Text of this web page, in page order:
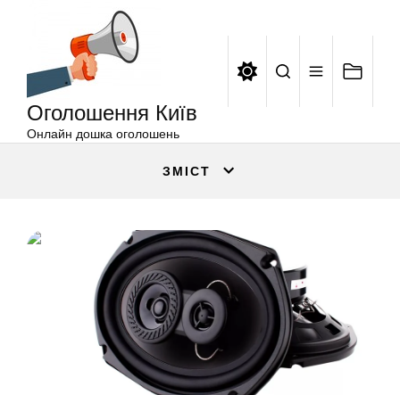
Оголошення Київ
Онлайн дошка оголошень
ЗМІСТ